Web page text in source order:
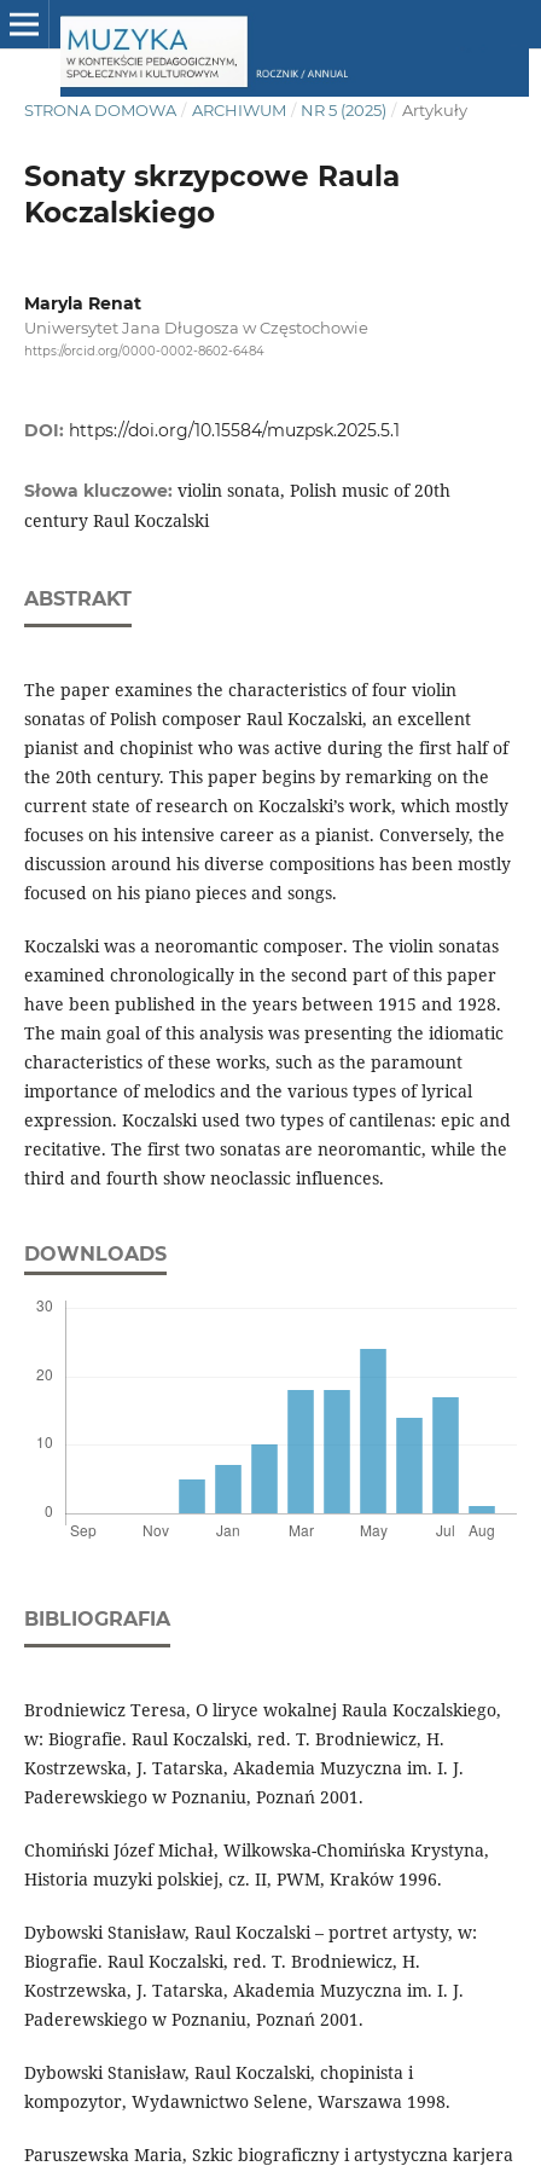
STRONA DOMOWA / ARCHIWUM / NR 5 (2025) / Artykuły
Sonaty skrzypcowe Raula
Koczalskiego
Maryla Renat
Uniwersytet Jana Długosza w Częstochowie
https://orcid.org/0000-0002-8602-6484
DOI: https://doi.org/10.15584/muzpsk.2025.5.1
Słowa kluczowe: violin sonata, Polish music of 20th
century Raul Koczalski
ABSTRAKT
The paper examines the characteristics of four violin
sonatas of Polish composer Raul Koczalski, an excellent
pianist and chopinist who was active during the first half of
the 20th century. This paper begins by remarking on the
current state of research on Koczalski’s work, which mostly
focuses on his intensive career as a pianist. Conversely, the
discussion around his diverse compositions has been mostly
focused on his piano pieces and songs.
Koczalski was a neoromantic composer. The violin sonatas
examined chronologically in the second part of this paper
have been published in the years between 1915 and 1928.
The main goal of this analysis was presenting the idiomatic
characteristics of these works, such as the paramount
importance of melodics and the various types of lyrical
expression. Koczalski used two types of cantilenas: epic and
recitative. The first two sonatas are neoromantic, while the
third and fourth show neoclassic influences.
DOWNLOADS
BIBLIOGRAFIA
Brodniewicz Teresa, O liryce wokalnej Raula Koczalskiego,
w: Biografie. Raul Koczalski, red. T. Brodniewicz, H.
Kostrzewska, J. Tatarska, Akademia Muzyczna im. I. J.
Paderewskiego w Poznaniu, Poznań 2001.
Chomiński Józef Michał, Wilkowska-Chomińska Krystyna,
Historia muzyki polskiej, cz. II, PWM, Kraków 1996.
Dybowski Stanisław, Raul Koczalski – portret artysty, w:
Biografie. Raul Koczalski, red. T. Brodniewicz, H.
Kostrzewska, J. Tatarska, Akademia Muzyczna im. I. J.
Paderewskiego w Poznaniu, Poznań 2001.
Dybowski Stanisław, Raul Koczalski, chopinista i
kompozytor, Wydawnictwo Selene, Warszawa 1998.
Paruszewska Maria, Szkic biograficzny i artystyczna karjera